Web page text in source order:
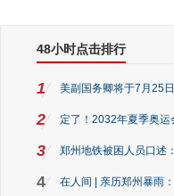
48小时点击排行
1 美副国务卿将于7月25
2 定了！2032年夏季奥
3 郑州地铁被困人员口述
4 在人间 | 亲历郑州暴雨